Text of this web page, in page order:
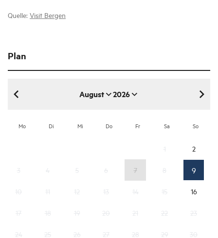
Quelle: Visit Bergen
Plan
August 2026
August 2026
Mo Di Mi Do Fr Sa So
2
7 9
16